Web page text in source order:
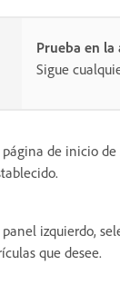
Prueba en la
Sigue
página de inicio de
panel izquierdo,
que desee.